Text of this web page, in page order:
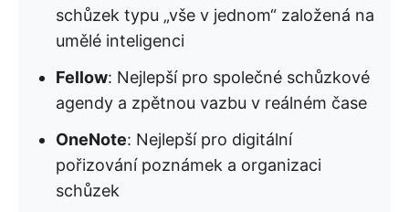
schůzek typu „vše v jednom“ založená na
umělé inteligenci
Fellow: Nejlepší pro společné schůzkové
agendy a zpětnou vazbu v reálném čase
OneNote: Nejlepší pro digitální
pořizování poznámek a organizaci
schůzek